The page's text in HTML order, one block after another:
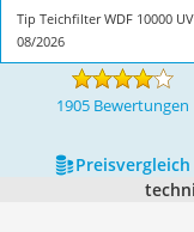
Tip Teichfilter WDF 10000
08/2026
1905 Bewertungen
Preis­vergleich